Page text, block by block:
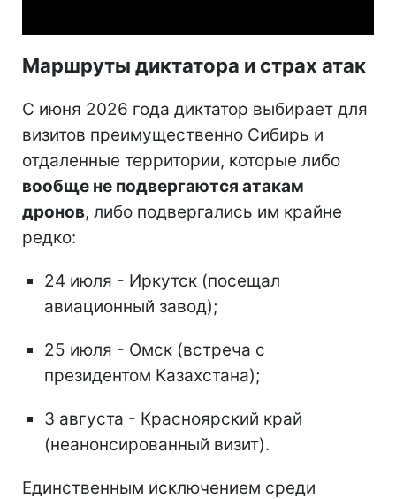
Маршруты диктатора и страх атак
С июня 2026 года диктатор выбирает для
визитов преимущественно Сибирь и
отдаленные территории, которые либо
вообще не подвергаются атакам
дронов, либо подвергались им крайне
редко:
24 июля - Иркутск (посещал
авиационный завод);
25 июля - Омск (встреча с
президентом Казахстана);
3 августа - Красноярский край
(неанонсированный визит).
Единственным исключением среди